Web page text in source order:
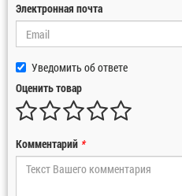
Электронная почта
Уведомить об ответе
Оценить товар
Комментарий *